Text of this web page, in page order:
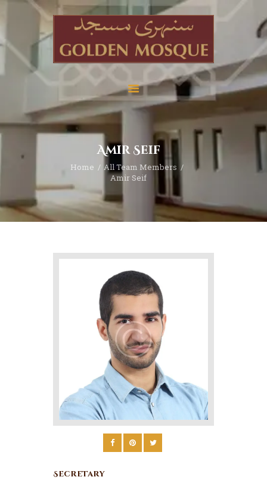
Amir Seif
Home
All Team Members
Amir Seif
Home
About
Education
Media
Donate
Contact
Secretary